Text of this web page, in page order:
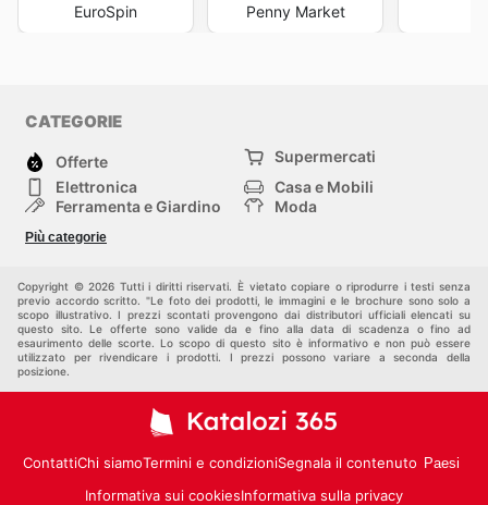
EuroSpin Penny Market
CATEGORIE
Offerte
Supermercati
Elettronica
Casa e Mobili
Ferramenta e Giardino
Moda
Bambini e Neonati
Più categorie
Copyright © 2026 Tutti i diritti riservati. È vietato copiare o riprodurre i testi senza
previo accordo scritto. "Le foto dei prodotti, le immagini e le brochure sono solo a
scopo illustrativo. I prezzi scontati provengono dai distributori ufficiali elencati su
questo sito. Le offerte sono valide da e fino alla data di scadenza o fino ad
esaurimento delle scorte. Lo scopo di questo sito è informativo e non può essere
utilizzato per rivendicare i prodotti. I prezzi possono variare a seconda della
posizione.
ContattiChi siamoTermini e condizioniSegnala il contenuto Paesi
Informativa sui cookiesInformativa sulla privacy